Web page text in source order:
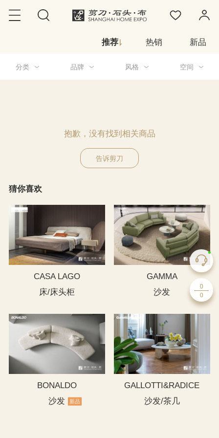
推荐 热销 新品
分类 品牌 风格 空间
抱歉，没有找到相关商品
告诉剪刀
猜你喜欢
CASA LAGO
床/床头柜
GAMMA
沙发
BONALDO
沙发
新品
GALLOTTI&RADICE
沙发/茶几
0
0